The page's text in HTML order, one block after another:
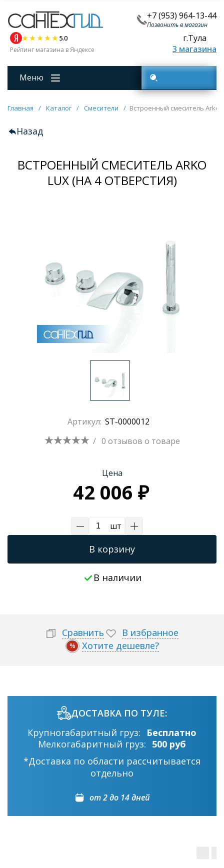
+7 (953) 964-13-44
Позвонить в магазин
5.0
Рейтинг магазина в Яндексе
г.Тула
3 магазина
Меню
Главная / Каталог / Смесители / Встроенный смеситель Arko
Назад
ВСТРОЕННЫЙ СМЕСИТЕЛЬ ARKO
LUX (НА 4 ОТВЕРСТИЯ)
Артикул: ST-0000012
/ 0 отзывов о товаре
Цена
42 006 ₽
шт
В корзину
В наличии
Сравнить В избранное
% Хотите дешевле?
ДОСТАВКА ПО ТУЛЕ:
Крупногабаритный груз:
Бесплатно
Мелкогабаритный груз: 500 руб
*Доставка по области рассчитывается
отдельно
от 2 до 14 дней